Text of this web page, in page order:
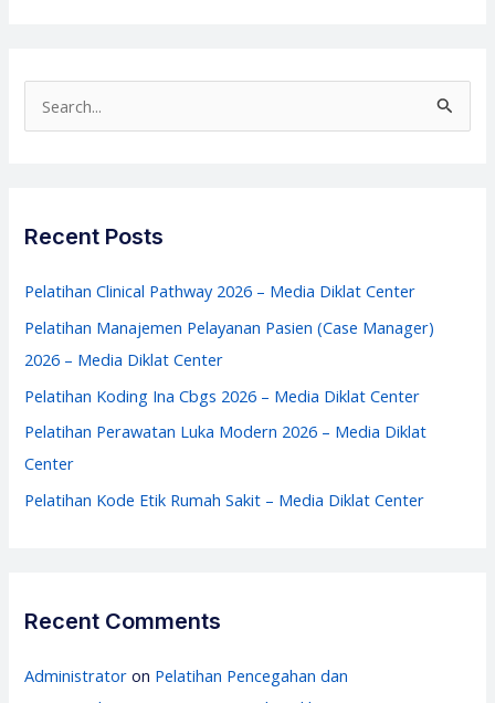
e
c
f
o
r
Recent Posts
Pelatihan Clinical Pathway 2026 – Media Diklat Center
Pelatihan Manajemen Pelayanan Pasien (Case Manager)
2026 – Media Diklat Center
Pelatihan Koding Ina Cbgs 2026 – Media Diklat Center
Pelatihan Perawatan Luka Modern 2026 – Media Diklat
Center
Pelatihan Kode Etik Rumah Sakit – Media Diklat Center
Recent Comments
Administrator on Pelatihan Pencegahan dan